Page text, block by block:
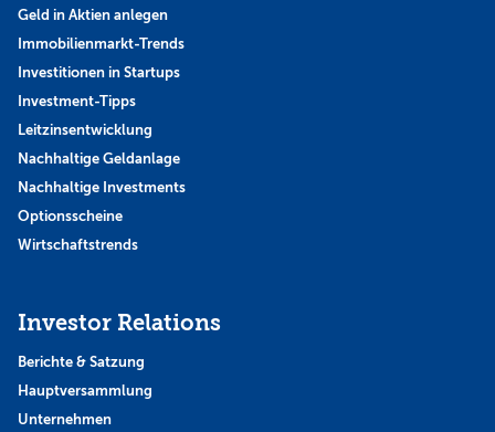
Geld in Aktien anlegen
Immobilienmarkt-Trends
Investitionen in Startups
Investment-Tipps
Leitzinsentwicklung
Nachhaltige Geldanlage
Nachhaltige Investments
Optionsscheine
Wirtschaftstrends
Investor Relations
Berichte & Satzung
Hauptversammlung
Unternehmen